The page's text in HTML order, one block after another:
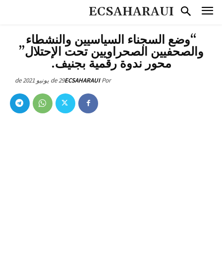
ECSAHARAUI
“وضع السجناء السياسيين والنشطاء
والصحفيين الصحراويين تحت الإحتلال”
محور ندوة رقمية بجنيف.
Por
ECSAHARAUI29 de يونيو de 2021